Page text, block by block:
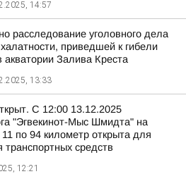
14:57
расследование уголовного дела
приведшей к гибели
акватории Залива Креста
13:33
С 12:00 13.12.2025
"Эгвекинот-Мыс Шмидта" на
11 по 94 километр открыта для
транспортных средств
12:21